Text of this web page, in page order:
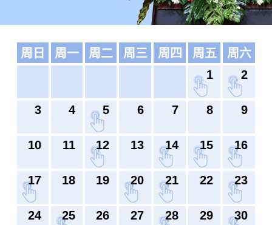
周日 周一 周二 周三 周四 周五
周六
1
2
3 4 5 6 7 8 9
10 11 12 13 14 15 16
17 18 19 20 21 22 23
24 25 26 27 28 29 30